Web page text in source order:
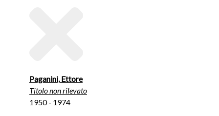
Paganini, Ettore
Titolo non rilevato
1950 - 1974